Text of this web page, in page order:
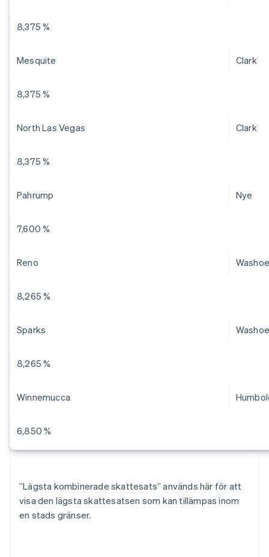
8,375 %
Mesquite Clark
8,375 %
North Las Vegas Clark
8,375 %
Pahrump Nye
7,600 %
Reno Washoe
8,265 %
Sparks Washoe
8,265 %
Winnemucca
6,850 %
”Lägsta kombinerade skattesats” används här för att
visa den lägsta skattesatsen som kan tillämpas inom
en stads gränser.